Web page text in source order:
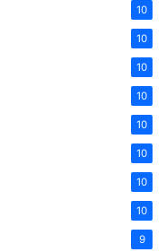
10
10
10
10
10
10
10
10
9